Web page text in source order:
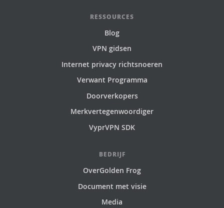
RESSOURCES
Blog
VPN gidsen
Internet privacy richtsnoeren
Verwant Programma
Doorverkopers
Merkvertegenwoordiger
VyprVPN SDK
BEDRIJF
OverGolden Frog
Document met visie
Media